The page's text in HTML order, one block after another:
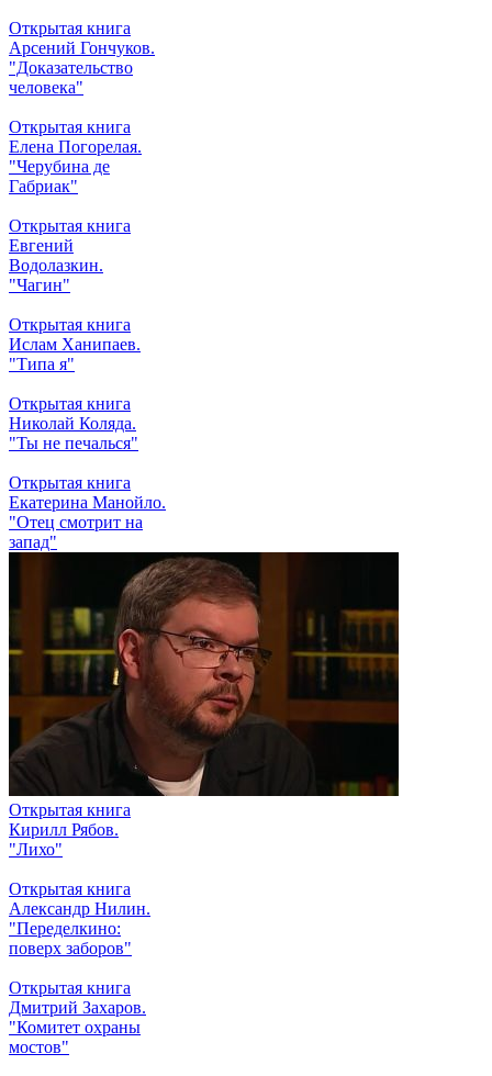
Открытая книга
Арсений Гончуков.
"Доказательство
человека"
Открытая книга
Елена Погорелая.
"Черубина де
Габриак"
Открытая книга
Евгений
Водолазкин.
"Чагин"
Открытая книга
Ислам Ханипаев.
"Типа я"
Открытая книга
Николай Коляда.
"Ты не печалься"
Открытая книга
Екатерина Манойло.
"Отец смотрит на
запад"
Открытая книга
Кирилл Рябов.
"Лихо"
Открытая книга
Александр Нилин.
"Переделкино:
поверх заборов"
Открытая книга
Дмитрий Захаров.
"Комитет охраны
мостов"